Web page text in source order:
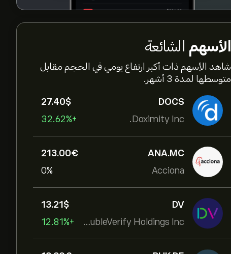
الأسهم الشائعة
شاهد الأسهم ذات أكبر ارتفاع يومي في الحجم مقابل
متوسطها لمدة 3 أشهر.
DOCS
Doximity Inc.
27.40‎$‎
+32.62%
ANA.MC
Acciona
213.00‎€‎
0%
DV
DoubleVerify Holdings Inc
13.21‎$‎
+12.81%